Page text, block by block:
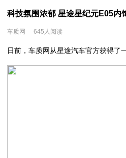
科技氛围浓郁 星途星纪元E05内
车质网 645人阅读
日前，车质网从星途汽车官方获得了